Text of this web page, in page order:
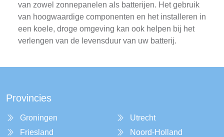
van zowel zonnepanelen als batterijen. Het gebruik
van hoogwaardige componenten en het installeren in
een koele, droge omgeving kan ook helpen bij het
verlengen van de levensduur van uw batterij.
Provincies
Groningen
Friesland
Utrecht
Noord-Holland